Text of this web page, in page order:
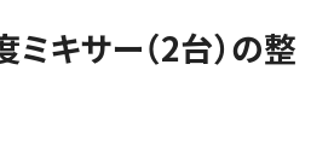
キサー（2台）の整